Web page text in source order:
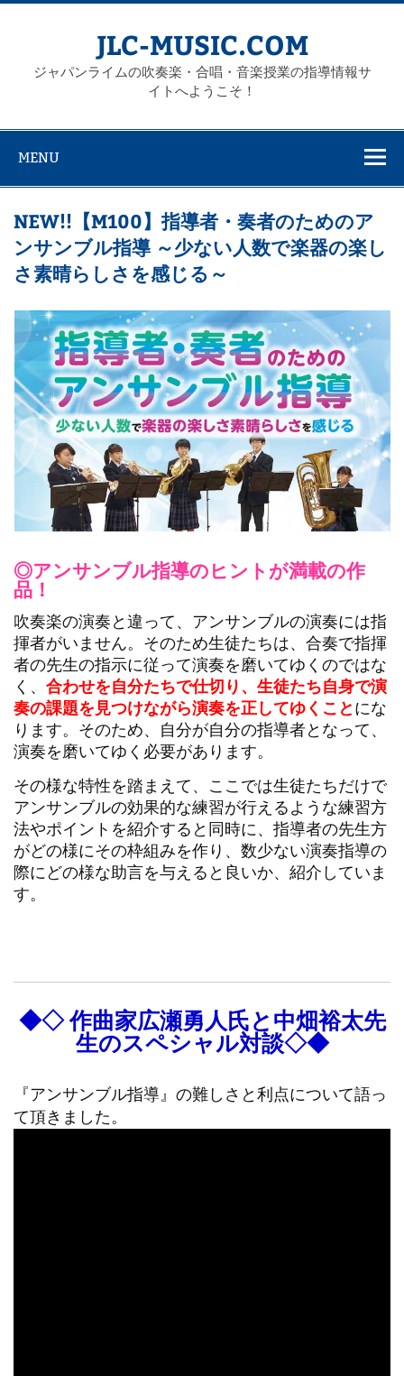
Skip
JLC-MUSIC.COM
ジャパンライムの吹奏楽・合唱・音楽授業の指導情報サ
イトへようこそ！
MENU
NEW!!【M100】指導者・奏者のためのア
ンサンブル指導 ～少ない人数で楽器の楽し
さ素晴らしさを感じる～
◎アンサンブル指導のヒントが満載の作
品！
吹奏楽の演奏と違って、アンサンブルの演奏には指
揮者がいません。そのため生徒たちは、合奏で指揮
者の先生の指示に従って演奏を磨いてゆくのではな
く、合わせを自分たちで仕切り、生徒たち自身で演
奏の課題を見つけながら演奏を正してゆくことにな
ります。そのため、自分が自分の指導者となって、
演奏を磨いてゆく必要があります。
その様な特性を踏まえて、ここでは生徒たちだけで
アンサンブルの効果的な練習が行えるような練習方
法やポイントを紹介すると同時に、指導者の先生方
がどの様にその枠組みを作り、数少ない演奏指導の
際にどの様な助言を与えると良いか、紹介していま
す。
◆◇ 作曲家広瀬勇人氏と中畑裕太先
生のスペシャル対談◇◆
『アンサンブル指導』の難しさと利点について語っ
て頂きました。